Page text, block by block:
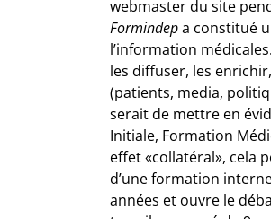
webmaster du site
Formindepa constitué
l’information
les diffuser, les
(patients, media,
serait de mettre en
Initiale, Formation
effet «collatéral», cela
d’une formation
années et ouvre le